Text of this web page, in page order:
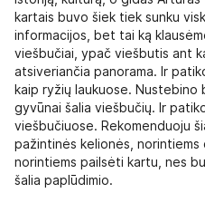
kartais buvo šiek tiek sunku
informacijos, bet tai ką
viešbučiai, ypač viešbutis ant
atsiveriančia panorama. Ir
kaip ryžių laukuose.
gyvūnai šalia viešbučių. Ir
viešbučiuose. Rekomenduoju
pažintinės kelionės,
norintiems pailsėti kartu, nes
šalia paplūdimio.